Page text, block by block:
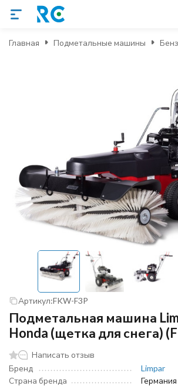
Главная Подметальные машины
Артикул:FKW-F3P
Подметальная машина
Honda (щетка для снега)
Написать отзыв
Бренд
Limpar
Страна бренда
Германия